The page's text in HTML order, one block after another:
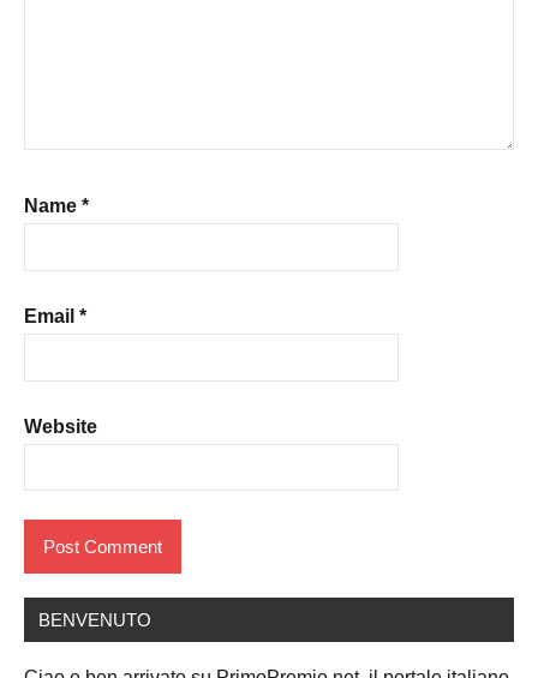
Name *
Email *
Website
BENVENUTO